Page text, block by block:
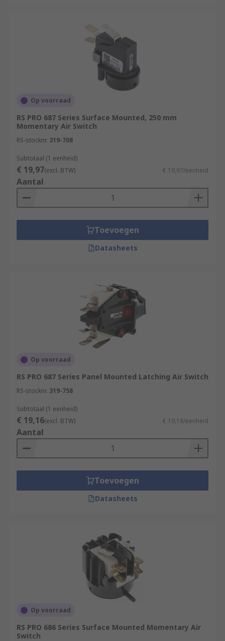
Op voorraad
RS PRO 687 Series Surface Mounted, 250 mm
Momentary Air Switch
RS-stocknr. 319-708
Subtotaal (1 eenheid)
€ 19,97(excl. BTW) € 19,97/eenheid
Aantal
Toevoegen
Datasheets
Op voorraad
RS PRO 687 Series Panel Mounted Latching Air Switch
RS-stocknr. 319-758
Subtotaal (1 eenheid)
€ 19,16(excl. BTW) € 19,16/eenheid
Aantal
Toevoegen
Datasheets
Op voorraad
RS PRO 686 Series Surface Mounted Momentary Air
Switch